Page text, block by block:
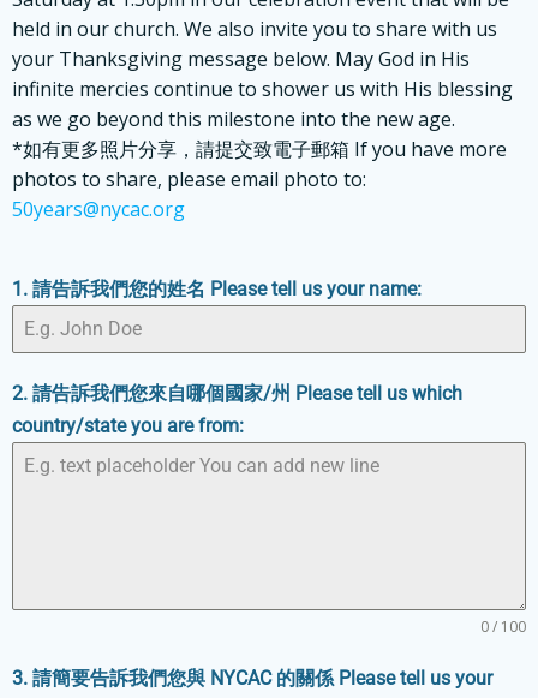
held in our church. We also invite you to share with us
your Thanksgiving message below. May God in His
infinite mercies continue to shower us with His blessing
as we go beyond this milestone into the new age.
*如有更多照片分享，請提交致電子郵箱 If you have more
photos to share, please email photo to:
50years@nycac.org
1. 請告訴我們您的姓名 Please tell us your name:
2. 請告訴我們您來自哪個國家/州 Please tell us which
country/state you are from:
0 / 100
3. 請簡要告訴我們您與 NYCAC 的關係 Please tell us your